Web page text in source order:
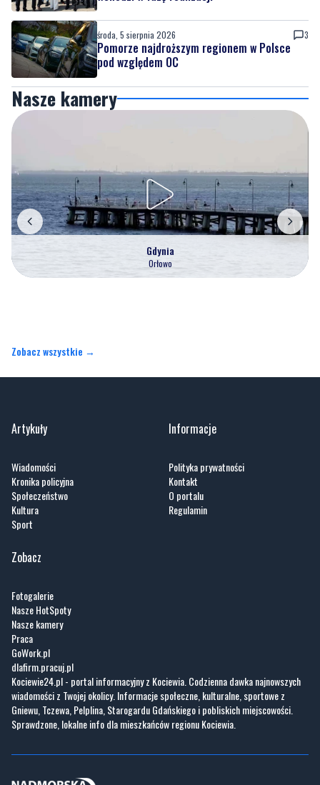
środa, 5 sierpnia 2026 3
Pomorze najdroższym regionem w Polsce
pod względem OC
Nasze kamery
Gdynia
Orłowo
Zobacz wszystkie →
Artykuły
Wiadomości
Kronika policyjna
Społeczeństwo
Kultura
Sport
Informacje
Polityka prywatności
Kontakt
O portalu
Regulamin
Zobacz
Fotogalerie
Nasze HotSpoty
Nasze kamery
Praca
GoWork.pl
dlafirm.pracuj.pl
Kociewie24.pl - portal informacyjny z Kociewia. Codzienna dawka najnowszych
wiadomości z Twojej okolicy. Informacje społeczne, kulturalne, sportowe z
Gniewu, Tczewa, Pelplina, Starogardu Gdańskiego i pobliskich miejscowości.
Sprawdzone, lokalne info dla mieszkańców regionu Kociewia.